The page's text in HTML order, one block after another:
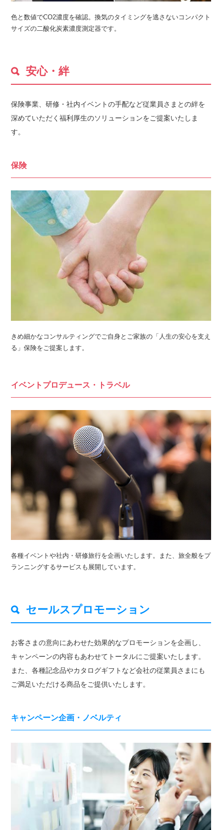
色と数値でCO2濃度を確認。換気のタイミングを逃さないコンパクト
サイズの二酸化炭素濃度測定器です。
安心・絆
保険事業、研修・社内イベントの手配など従業員さまとの絆を
深めていただく福利厚生のソリューションをご提案いたしま
す。
保険
きめ細かなコンサルティングでご自身とご家族の「人生の安心を支え
る」保険をご提案します。
イベントプロデュース・ トラベル
各種イベントや社内・研修旅行を企画いたします。また、旅全般をプ
ランニングするサービスも展開しています。
セールスプロモーション
お客さまの意向にあわせた効果的なプロモーションを企画し、
キャンペーンの内容もあわせてトータルにご提案いたします。
また、各種記念品やカタログギフトなど会社の従業員さまにも
ご満足いただける商品をご提供いたします。
キャンペーン企画・ ノベルティ